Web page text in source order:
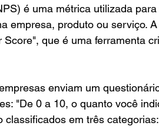
é uma métrica utilizada
empresa, produto ou serviço.
que é uma ferramenta
enviam um
"De 0 a 10, o quanto você
classificados em três categorias: